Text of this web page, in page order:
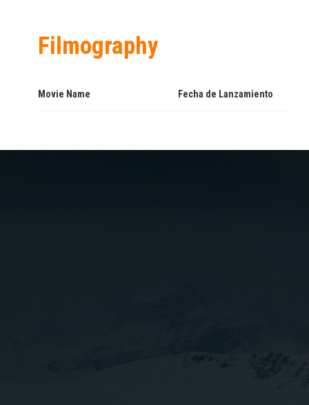
Filmography
Movie Name Fecha de Lanzamiento